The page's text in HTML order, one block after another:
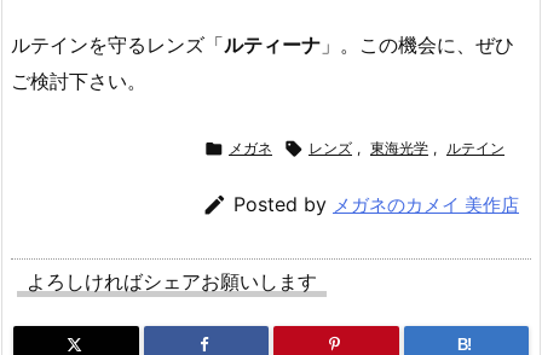
ルテインを守るレンズ「ルティーナ 」。この機会に、ぜひ
ご検討下さい。
 メガネ  レンズ , 東海光学 , ルテイン
 Posted by メガネのカメイ 美作店
よろしければシェアお願いします
B!